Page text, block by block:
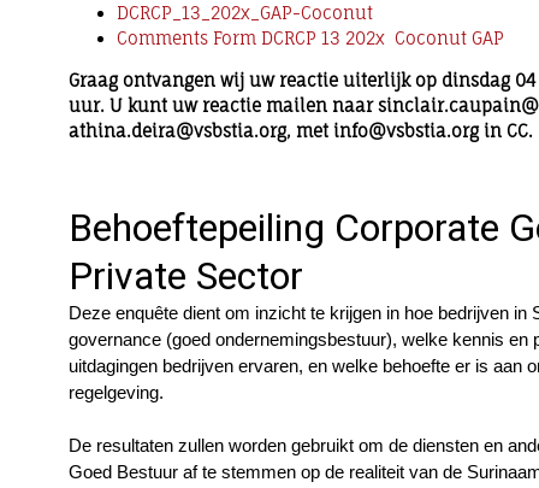
DCRCP_13_202x_GAP-Coconut
Comments Form DCRCP 13 202x Coconut GAP
Graag ontvangen wij uw reactie uiterlijk op dinsdag
uur. U kunt uw reactie mailen naar
athina.deira@vsbstia.org, met info@vsbstia.org in CC.